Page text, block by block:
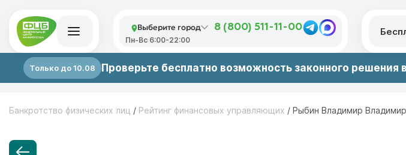
Выберите город 8 (800) 511-11-00
Пн-Вс 6:00-22:00
Только до 10.08 Проверьте бесплатно возможность законного
Банкротство физических лиц / Рейтинг финансовых управляющих / Рыбин Владимир